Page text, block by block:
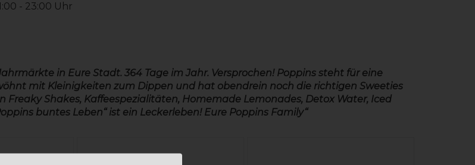
- 23:00 Uhr
in Eure Stadt. 364 Tage im Jahr. Versprochen! Poppins steht für eine
mit Kleinigkeiten zum Dippen und hat obendrein noch die richtigen Sweeties
Shakes, Kaffeespezialitäten, Homemade Lemonades, Detox Water, Iced
buntes Leben“ ist ein Leckerleben! Eure Poppins Family“